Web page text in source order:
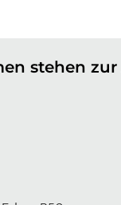
stehen